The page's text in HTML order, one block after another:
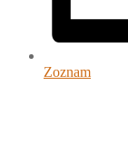
Zoznam